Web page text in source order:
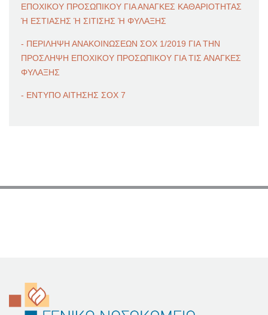
ΕΠΟΧΙΚΟΥ ΠΡΟΣΩΠΙΚΟΥ ΓΙΑ ΑΝΑΓΚΕΣ ΚΑΘΑΡΙΟΤΗΤΑΣ
Ή ΕΣΤΙΑΣΗΣ Ή ΣΙΤΙΣΗΣ Ή ΦΥΛΑΞΗΣ
- ΠΕΡΙΛΗΨΗ ΑΝΑΚΟΙΝΩΣΕΩΝ ΣΟΧ 1/2019 ΓΙΑ ΤΗΝ
ΠΡΟΣΛΗΨΗ ΕΠΟΧΙΚΟΥ ΠΡΟΣΩΠΙΚΟΥ ΓΙΑ ΤΙΣ ΑΝΑΓΚΕΣ
ΦΥΛΑΞΗΣ
- ΕΝΤΥΠΟ ΑΙΤΗΣΗΣ ΣΟΧ 7